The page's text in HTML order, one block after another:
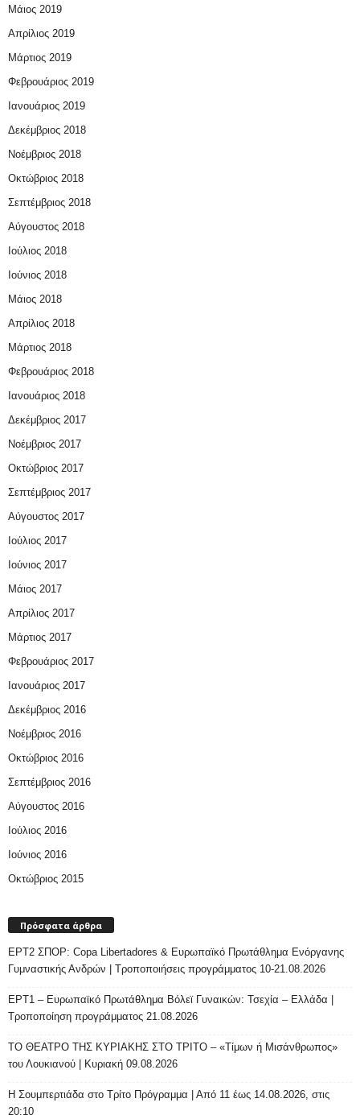
Μάιος 2019
Απρίλιος 2019
Μάρτιος 2019
Φεβρουάριος 2019
Ιανουάριος 2019
Δεκέμβριος 2018
Νοέμβριος 2018
Οκτώβριος 2018
Σεπτέμβριος 2018
Αύγουστος 2018
Ιούλιος 2018
Ιούνιος 2018
Μάιος 2018
Απρίλιος 2018
Μάρτιος 2018
Φεβρουάριος 2018
Ιανουάριος 2018
Δεκέμβριος 2017
Νοέμβριος 2017
Οκτώβριος 2017
Σεπτέμβριος 2017
Αύγουστος 2017
Ιούλιος 2017
Ιούνιος 2017
Μάιος 2017
Απρίλιος 2017
Μάρτιος 2017
Φεβρουάριος 2017
Ιανουάριος 2017
Δεκέμβριος 2016
Νοέμβριος 2016
Οκτώβριος 2016
Σεπτέμβριος 2016
Αύγουστος 2016
Ιούλιος 2016
Ιούνιος 2016
Οκτώβριος 2015
Πρόσφατα άρθρα
ΕΡΤ2 ΣΠΟΡ: Copa Libertadores & Ευρωπαϊκό Πρωτάθλημα Ενόργανης
Γυμναστικής Ανδρών | Τροποποιήσεις προγράμματος 10-21.08.2026
ΕΡΤ1 – Ευρωπαϊκό Πρωτάθλημα Βόλεϊ Γυναικών: Τσεχία – Ελλάδα |
Τροποποίηση προγράμματος 21.08.2026
ΤΟ ΘΕΑΤΡΟ ΤΗΣ ΚΥΡΙΑΚΗΣ ΣΤΟ ΤΡΙΤΟ – «Τίμων ή Μισάνθρωπος»
του Λουκιανού | Κυριακή 09.08.2026
H Σουμπερτιάδα στο Τρίτο Πρόγραμμα | Από 11 έως 14.08.2026, στις
20:10